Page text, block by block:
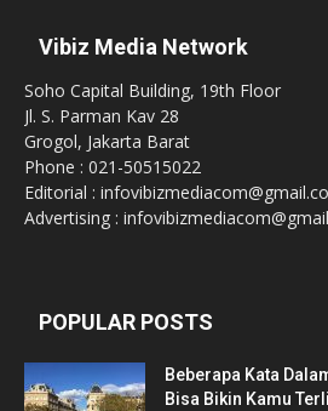
Vibiz Media Network
Soho Capital Building, 19th Floor
Jl. S. Parman Kav 28
Grogol, Jakarta Barat
Phone : 021-50515022
Editorial :
Advertising :
POPULAR POSTS
Beberapa Kata
Bisa Bikin Kamu